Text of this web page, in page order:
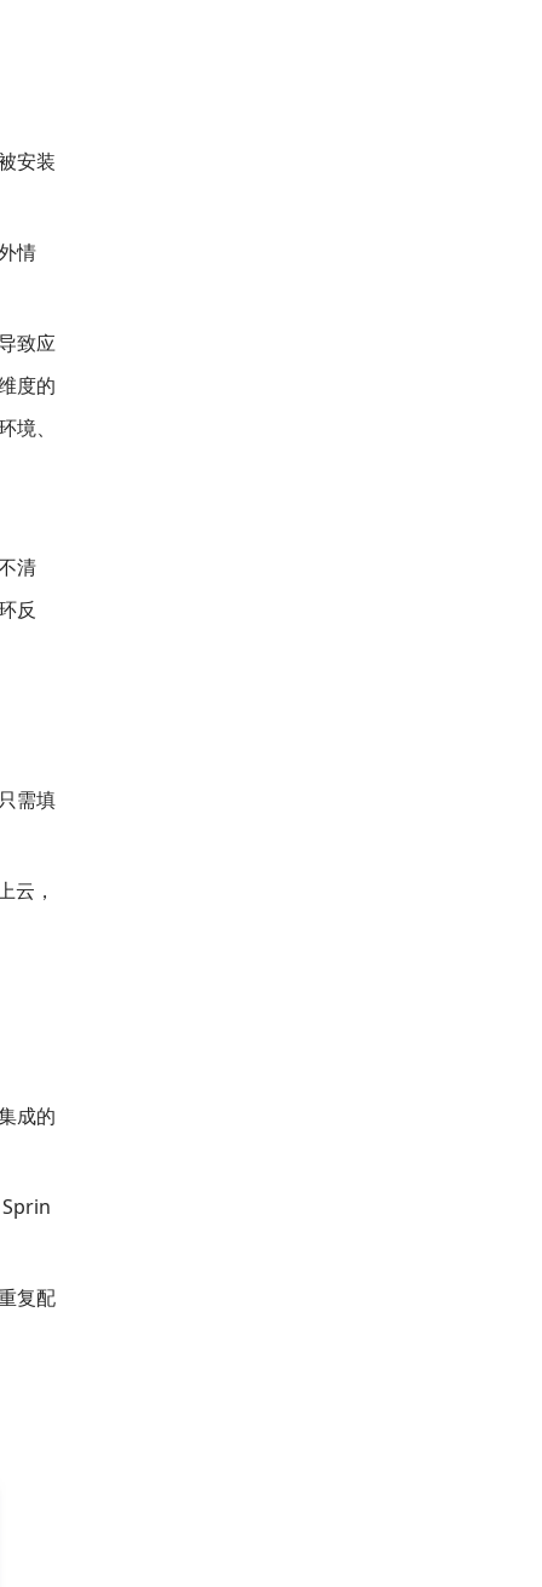
安装
情
致应
度的
、
清
反
需填
云，
成的
复配